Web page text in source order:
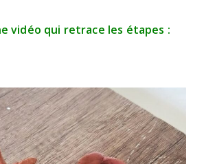
vidéo qui retrace les étapes :